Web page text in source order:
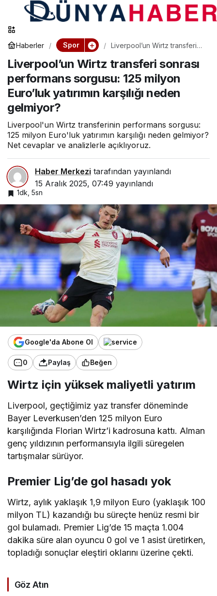
Haberler Spor
Liverpool’un Wirtz transferi
125 milyon Euro’luk yatırımın
karşılığı neden gelmiyor?
Liverpool’un Wirtz transferi sonrası
performans sorgusu: 125 milyon
Euro’luk yatırımın karşılığı neden
gelmiyor?
Liverpool'un Wirtz transferinin performans sorgusu:
125 milyon Euro'luk yatırımın karşılığı neden gelmiyor?
Net cevaplar ve analizlerle açıklıyoruz.
Haber Merkezi tarafından yayınlandı
15 Aralık 2025, 07:49 yayınlandı
1dk, 5sn
Google'da Abone Ol
0 Paylaş Beğen
Wirtz için yüksek maliyetli yatırım
Liverpool, geçtiğimiz yaz transfer döneminde
Bayer Leverkusen’den 125 milyon Euro
karşılığında Florian Wirtz’i kadrosuna kattı. Alman
genç yıldızının performansıyla ilgili süregelen
tartışmalar sürüyor.
Premier Lig’de gol hasadı yok
Wirtz, aylık yaklaşık 1,9 milyon Euro (yaklaşık 100
milyon TL) kazandığı bu süreçte henüz resmi bir
gol bulamadı. Premier Lig’de 15 maçta 1.004
dakika süre alan oyuncu 0 gol ve 1 asist üretirken,
topladığı sonuçlar eleştiri oklarını üzerine çekti.
Göz Atın